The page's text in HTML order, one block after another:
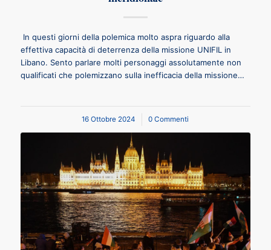
In questi giorni della polemica molto aspra riguardo alla
effettiva capacità di deterrenza della missione UNIFIL in
Libano. Sento parlare molti personaggi assolutamente non
qualificati che polemizzano sulla inefficacia della missione…
16 Ottobre 2024
/ 0 Commenti